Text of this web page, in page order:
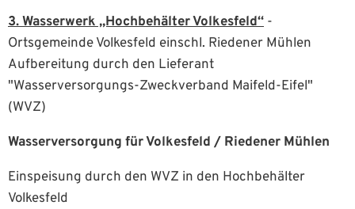
3. Wasserwerk „Hochbehälter Volkesfeld“ -
Ortsgemeinde Volkesfeld einschl. Riedener Mühlen
Aufbereitung durch den Lieferant
"Wasserversorgungs-Zweckverband Maifeld-Eifel"
(WVZ)
Wasserversorgung für Volkesfeld / Riedener Mühlen
Einspeisung durch den WVZ in den Hochbehälter
Volkesfeld